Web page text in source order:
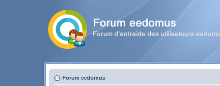
Forum eedomus